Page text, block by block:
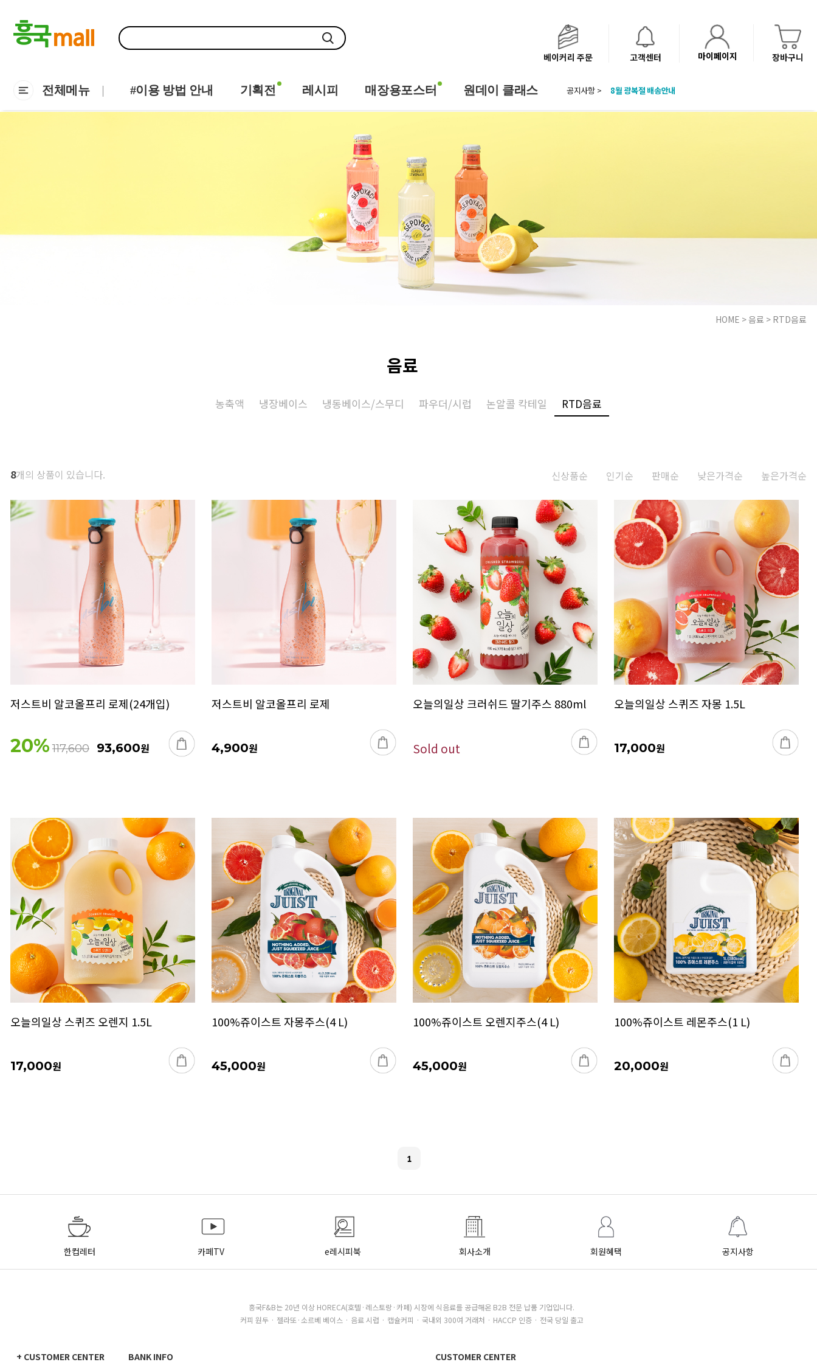
베이커리 주문 고객센터 마이페이지 장바구니
전체메뉴 #이용 방법 안내 기획전 레시피 매장용포스터 원데이 클래스 공지사항 >
8월 광복절 배송안내
베이커리(냉동직배송) 센터 이전에 따른 배송 일정 안내
HOME >음료 > RTD음료
음료
농축액 냉장베이스 냉동베이스/스무디 파우더/시럽 논알콜 칵테일 RTD음료
8개의 상품이 있습니다. 신상품순 인기순 판매순 낮은가격순 높은가격순
저스트비 알코올프리 로제(24개입)
20% 117,600 93,600원
저스트비 알코올프리 로제
4,900원
오늘의일상 크러쉬드 딸기주스 880ml
Sold out
오늘의일상 스퀴즈 자몽 1.5L
17,000원
오늘의일상 스퀴즈 오렌지 1.5L
17,000원
100%쥬이스트 자몽주스(4 L)
45,000원
100%쥬이스트 오렌지주스(4 L)
45,000원
100%쥬이스트 레몬주스(1 L)
20,000원
1
한컵레터 카페TV e레시피북 회사소개 회원혜택 공지사항
흥국F&B는 20년 이상 HORECA(호텔·레스토랑·카페) 시장에 식음료를 공급해온 B2B 전문 납품 기업입니다.
커피 원두 · 젤라또·소르베 베이스 · 음료 시럽 · 캡슐커피 · 국내외 300여 거래처 · HACCP 인증 · 전국 당일 출고
+ CUSTOMER CENTER BANK INFO CUSTOMER CENTER